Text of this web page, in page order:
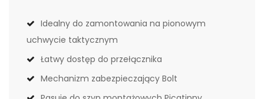
Idealny do zamontowania na pionowym
uchwycie taktycznym
Łatwy dostęp do przełącznika
Mechanizm zabezpieczający Bolt